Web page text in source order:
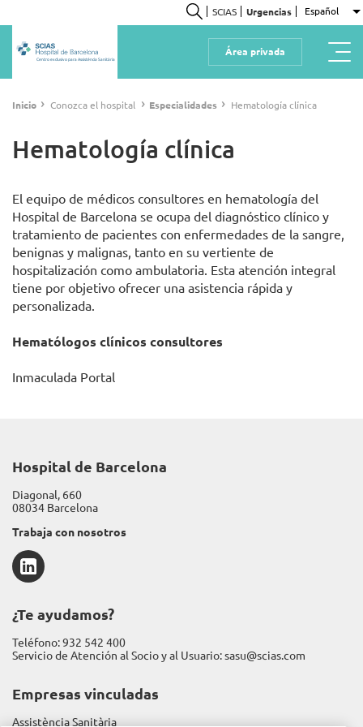
al
contenido
principal
Buscar
SCIAS Urgencias Español
Centro exclusivo para Assistència Sanitària
Área privada
Ruta
navegación
Inicio › Conozca el hospital › Especialidades › Hematología clínica
Hematología clínica
El equipo de médicos consultores en hematología del
Hospital de Barcelona se ocupa del diagnóstico clínico y
tratamiento de pacientes con enfermedades de la sangre,
benignas y malignas, tanto en su vertiente de
hospitalización como ambulatoria. Esta atención integral
tiene por objetivo ofrecer una asistencia rápida y
personalizada.
Hematólogos clínicos consultores
Inmaculada Portal
Hospital de Barcelona
Diagonal, 660
08034 Barcelona
Trabaja con nosotros
¿Te ayudamos?
Teléfono:932 542 400
Servicio de Atención al Socio y al Usuario:sasu@scias.com
Empresas vinculadas
Assistència Sanitària